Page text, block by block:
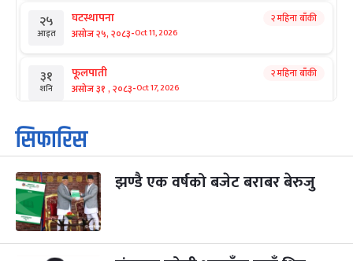
२५
आइत
घटस्थापना
असोज २५, २०८३-Oct 11, 2026
२ महिना बाँकी
३१
शनि
फूलपाती
असोज ३१ , २०८३-Oct 17, 2026
२ महिना बाँकी
१
आइत
कार्तिक सङ्क्रान्ति
कार्तिक १, २०८३
३
मंगल
महानवमी
कार्तिक ३, २०८३
२ महिना बाँकी
४
कार्तिक ४, २०८३ Oct 21, 2026
सिफारिस
झण्डै एक वर्षको बजेट बराबर बेरुजु